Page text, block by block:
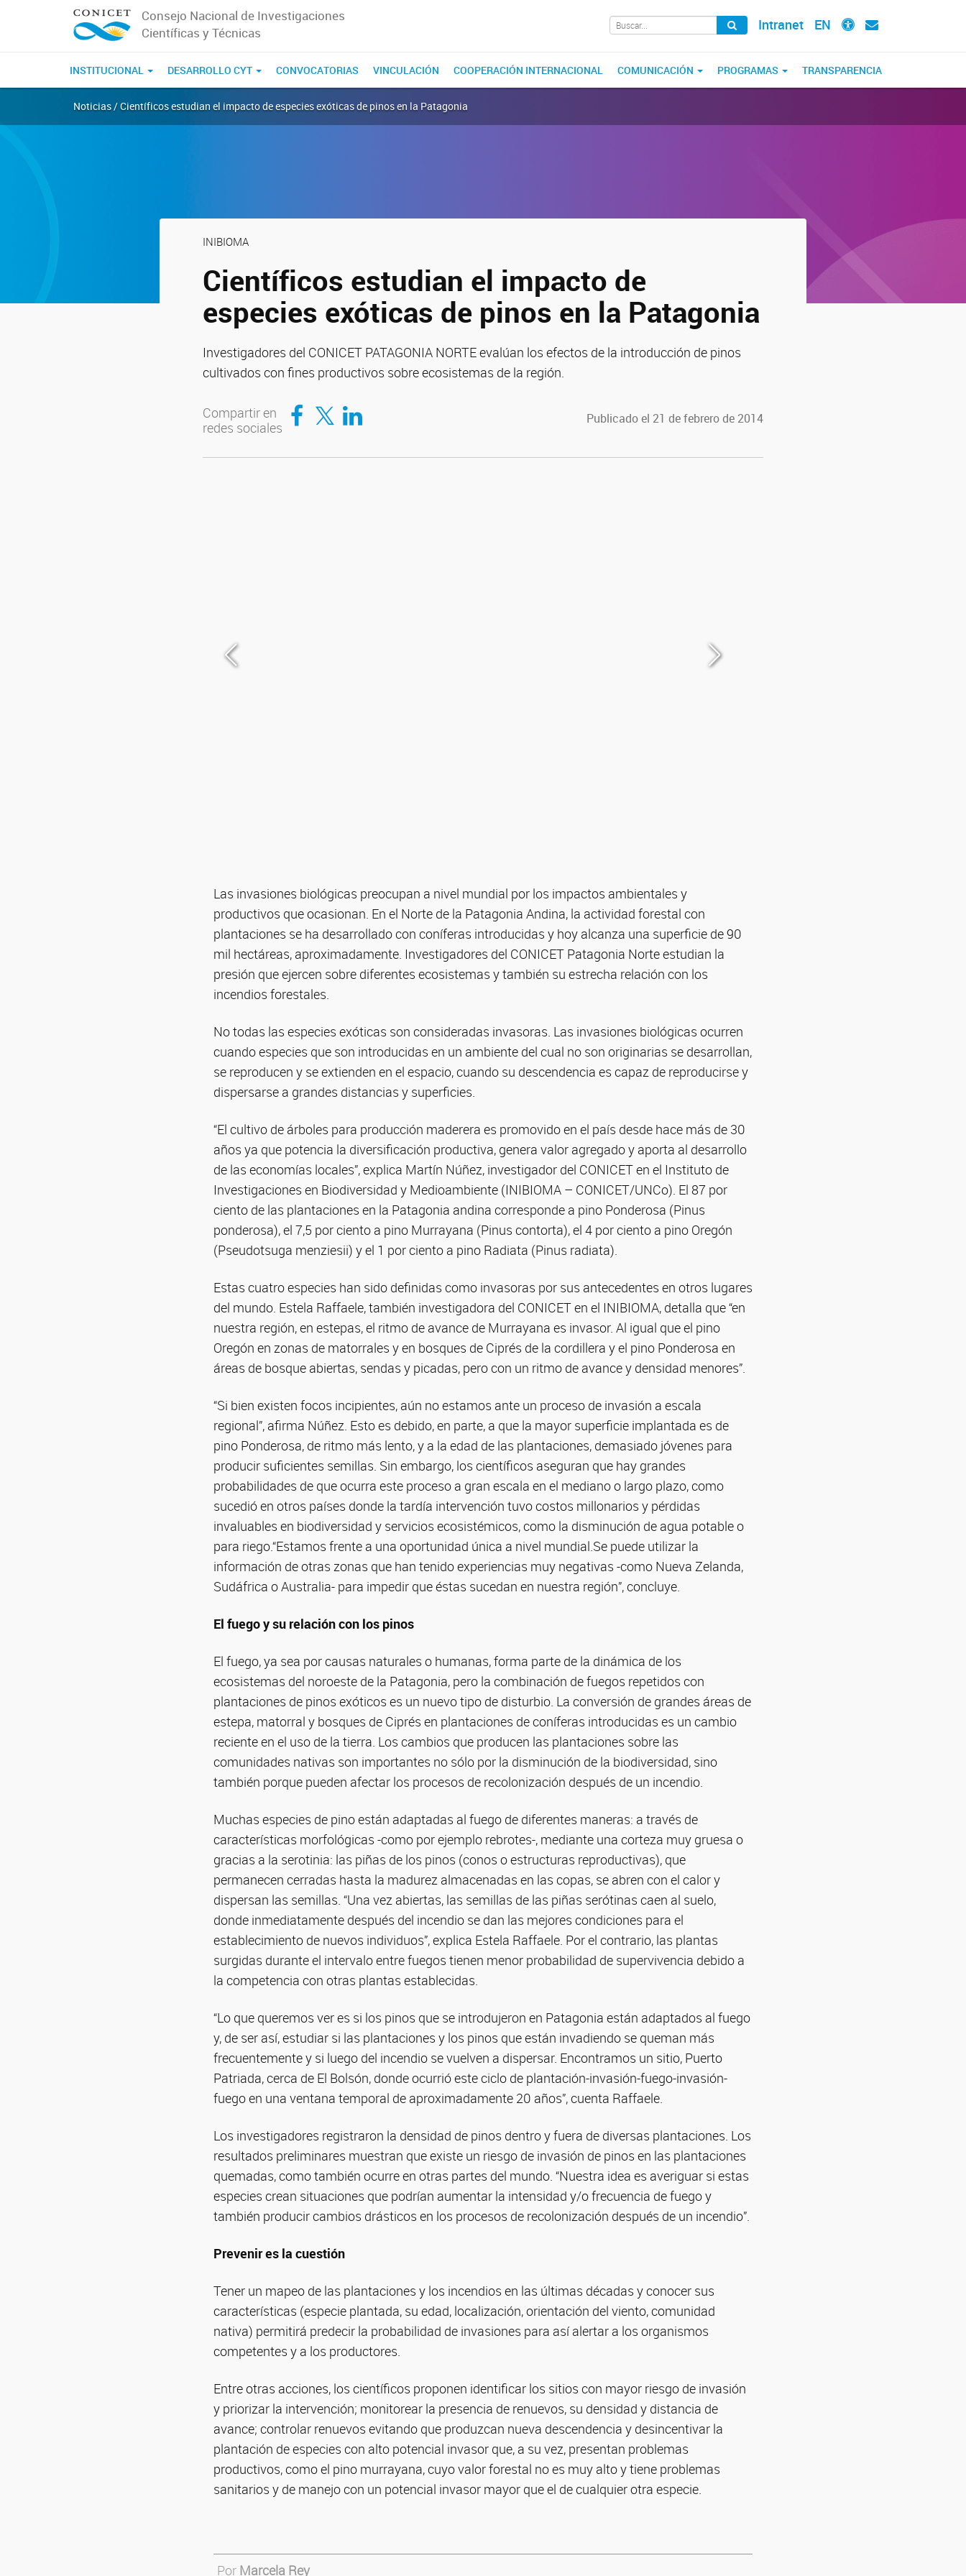
Consejo Nacional de Investigaciones
Científicas y Técnicas
Intranet EN
INSTITUCIONAL DESARROLLO CYT CONVOCATORIAS VINCULACIÓN COOPERACIÓN INTERNACIONAL COMUNICACIÓN PROGRAMAS TRANSPARENCIA
Noticias / Científicos estudian el impacto de especies exóticas de pinos en la Patagonia
INIBIOMA
Científicos estudian el impacto de
especies exóticas de pinos en la Patagonia
Investigadores del CONICET PATAGONIA NORTE evalúan los efectos de la introducción de pinos
cultivados con fines productivos sobre ecosistemas de la región.
Compartir en
redes sociales
Compartir en Facebook
Compartir en TwitterCompartir en LinkedIn Publicado el 21 de febrero de 2014
Las invasiones biológicas preocupan a nivel mundial por los impactos ambientales y
productivos que ocasionan. En el Norte de la Patagonia Andina, la actividad forestal con
plantaciones se ha desarrollado con coníferas introducidas y hoy alcanza una superficie de 90
mil hectáreas, aproximadamente. Investigadores del CONICET Patagonia Norte estudian la
presión que ejercen sobre diferentes ecosistemas y también su estrecha relación con los
incendios forestales.
No todas las especies exóticas son consideradas invasoras. Las invasiones biológicas ocurren
cuando especies que son introducidas en un ambiente del cual no son originarias se desarrollan,
se reproducen y se extienden en el espacio, cuando su descendencia es capaz de reproducirse y
dispersarse a grandes distancias y superficies.
“El cultivo de árboles para producción maderera es promovido en el país desde hace más de 30
años ya que potencia la diversificación productiva, genera valor agregado y aporta al desarrollo
de las economías locales”, explica Martín Núñez, investigador del CONICET en el Instituto de
Investigaciones en Biodiversidad y Medioambiente (INIBIOMA – CONICET/UNCo). El 87 por
ciento de las plantaciones en la Patagonia andina corresponde a pino Ponderosa (Pinus
ponderosa), el 7,5 por ciento a pino Murrayana (Pinus contorta), el 4 por ciento a pino Oregón
(Pseudotsuga menziesii) y el 1 por ciento a pino Radiata (Pinus radiata).
Estas cuatro especies han sido definidas como invasoras por sus antecedentes en otros lugares
del mundo. Estela Raffaele, también investigadora del CONICET en el INIBIOMA, detalla que “en
nuestra región, en estepas, el ritmo de avance de Murrayana es invasor. Al igual que el pino
Oregón en zonas de matorrales y en bosques de Ciprés de la cordillera y el pino Ponderosa en
áreas de bosque abiertas, sendas y picadas, pero con un ritmo de avance y densidad menores”.
“Si bien existen focos incipientes, aún no estamos ante un proceso de invasión a escala
regional”, afirma Núñez. Esto es debido, en parte, a que la mayor superficie implantada es de
pino Ponderosa, de ritmo más lento, y a la edad de las plantaciones, demasiado jóvenes para
producir suficientes semillas. Sin embargo, los científicos aseguran que hay grandes
probabilidades de que ocurra este proceso a gran escala en el mediano o largo plazo, como
sucedió en otros países donde la tardía intervención tuvo costos millonarios y pérdidas
invaluables en biodiversidad y servicios ecosistémicos, como la disminución de agua potable o
para riego.“Estamos frente a una oportunidad única a nivel mundial.Se puede utilizar la
información de otras zonas que han tenido experiencias muy negativas -como Nueva Zelanda,
Sudáfrica o Australia- para impedir que éstas sucedan en nuestra región”, concluye.
El fuego y su relación con los pinos
El fuego, ya sea por causas naturales o humanas, forma parte de la dinámica de los
ecosistemas del noroeste de la Patagonia, pero la combinación de fuegos repetidos con
plantaciones de pinos exóticos es un nuevo tipo de disturbio. La conversión de grandes áreas de
estepa, matorral y bosques de Ciprés en plantaciones de coníferas introducidas es un cambio
reciente en el uso de la tierra. Los cambios que producen las plantaciones sobre las
comunidades nativas son importantes no sólo por la disminución de la biodiversidad, sino
también porque pueden afectar los procesos de recolonización después de un incendio.
Muchas especies de pino están adaptadas al fuego de diferentes maneras: a través de
características morfológicas -como por ejemplo rebrotes-, mediante una corteza muy gruesa o
gracias a la serotinia: las piñas de los pinos (conos o estructuras reproductivas), que
permanecen cerradas hasta la madurez almacenadas en las copas, se abren con el calor y
dispersan las semillas. “Una vez abiertas, las semillas de las piñas serótinas caen al suelo,
donde inmediatamente después del incendio se dan las mejores condiciones para el
establecimiento de nuevos individuos”, explica Estela Raffaele. Por el contrario, las plantas
surgidas durante el intervalo entre fuegos tienen menor probabilidad de supervivencia debido a
la competencia con otras plantas establecidas.
“Lo que queremos ver es si los pinos que se introdujeron en Patagonia están adaptados al fuego
y, de ser así, estudiar si las plantaciones y los pinos que están invadiendo se queman más
frecuentemente y si luego del incendio se vuelven a dispersar. Encontramos un sitio, Puerto
Patriada, cerca de El Bolsón, donde ocurrió este ciclo de plantación-invasión-fuego-invasión-
fuego en una ventana temporal de aproximadamente 20 años”, cuenta Raffaele.
Los investigadores registraron la densidad de pinos dentro y fuera de diversas plantaciones. Los
resultados preliminares muestran que existe un riesgo de invasión de pinos en las plantaciones
quemadas, como también ocurre en otras partes del mundo. “Nuestra idea es averiguar si estas
especies crean situaciones que podrían aumentar la intensidad y/o frecuencia de fuego y
también producir cambios drásticos en los procesos de recolonización después de un incendio”.
Prevenir es la cuestión
Tener un mapeo de las plantaciones y los incendios en las últimas décadas y conocer sus
características (especie plantada, su edad, localización, orientación del viento, comunidad
nativa) permitirá predecir la probabilidad de invasiones para así alertar a los organismos
competentes y a los productores.
Entre otras acciones, los científicos proponen identificar los sitios con mayor riesgo de invasión
y priorizar la intervención; monitorear la presencia de renuevos, su densidad y distancia de
avance; controlar renuevos evitando que produzcan nueva descendencia y desincentivar la
plantación de especies con alto potencial invasor que, a su vez, presentan problemas
productivos, como el pino murrayana, cuyo valor forestal no es muy alto y tiene problemas
sanitarios y de manejo con un potencial invasor mayor que el de cualquier otra especie.
Por Marcela Rey